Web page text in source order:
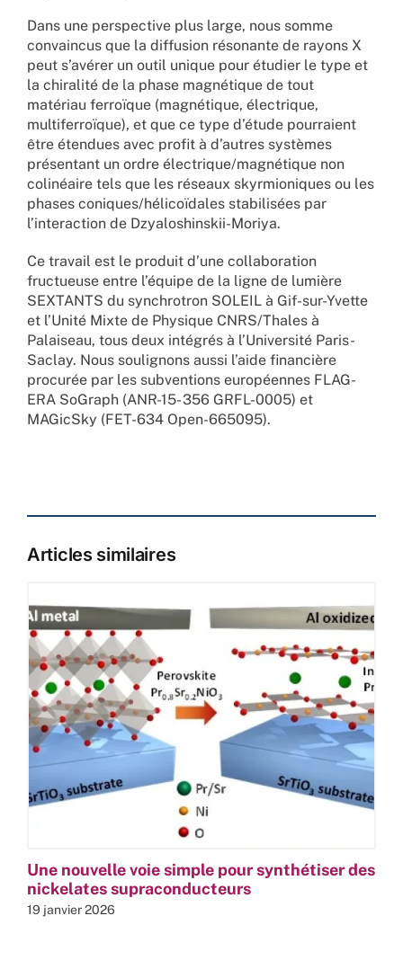
Dans une perspective plus large, nous somme
convaincus que la diffusion résonante de rayons X
peut s’avérer un outil unique pour étudier le type et
la chiralité de la phase magnétique de tout
matériau ferroïque (magnétique, électrique,
multiferroïque), et que ce type d’étude pourraient
être étendues avec profit à d’autres systèmes
présentant un ordre électrique/magnétique non
colinéaire tels que les réseaux skyrmioniques ou les
phases coniques/hélicoïdales stabilisées par
l’interaction de Dzyaloshinskii-Moriya.
Ce travail est le produit d’une collaboration
fructueuse entre l’équipe de la ligne de lumière
SEXTANTS du synchrotron SOLEIL à Gif-sur-Yvette
et l’Unité Mixte de Physique CNRS/Thales à
Palaiseau, tous deux intégrés à l’Université Paris-
Saclay. Nous soulignons aussi l’aide financière
procurée par les subventions européennes FLAG-
ERA SoGraph (ANR-15- 356 GRFL-0005) et
MAGicSky (FET-634 Open-665095).
Articles similaires
Une nouvelle voie simple pour synthétiser des
nickelates supraconducteurs
19 janvier 2026